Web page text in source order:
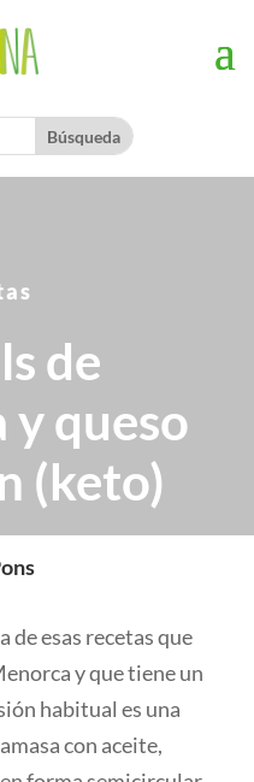
de
y queso
(keto)
de esas recetas que
y que tiene un
habitual es una
con aceite,